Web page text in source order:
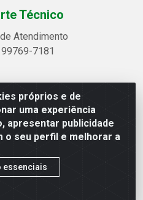
próprios e de
uma experiência
apresentar publicidade
o seu perfil e melhorar a
essenciais
Técnico
Atendimento
7181
- Avenida Alegre, 2521 -
Shell, Linhares/ES - CEP
20.857.514/0001-75